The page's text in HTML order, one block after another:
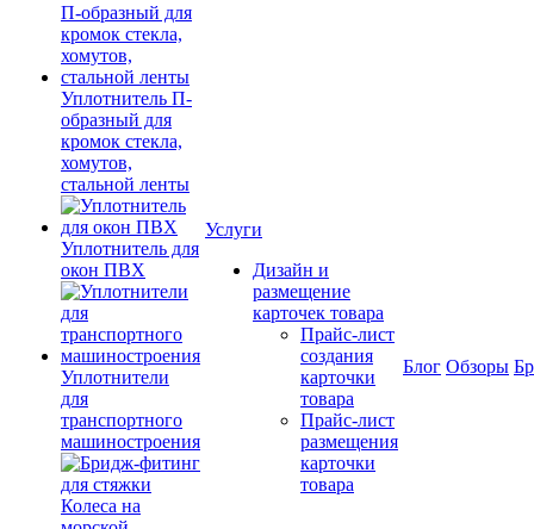
Уплотнитель П-
образный для
кромок стекла,
хомутов,
стальной ленты
Уплотнитель для
окон ПВХ
Уплотнители
для
транспортного
машиностроения
Услуги
Дизайн и
размещение
карточек товара
Прайс-лист
создания
карточки
товара
Прайс-лист
размещения
карточки
товара
Блог Обзоры